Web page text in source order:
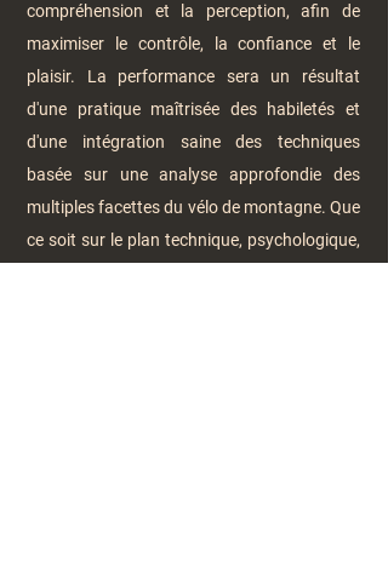
compréhension et la perception, afin de
maximiser le contrôle, la confiance et le
plaisir. La performance sera un résultat
d'une pratique maîtrisée des habiletés et
d'une intégration saine des techniques
basée sur une analyse approfondie des
multiples facettes du vélo de montagne. Que
ce soit sur le plan technique, psychologique,